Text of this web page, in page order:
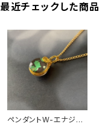
最近チェックした商品
ペンダントW-エナジー